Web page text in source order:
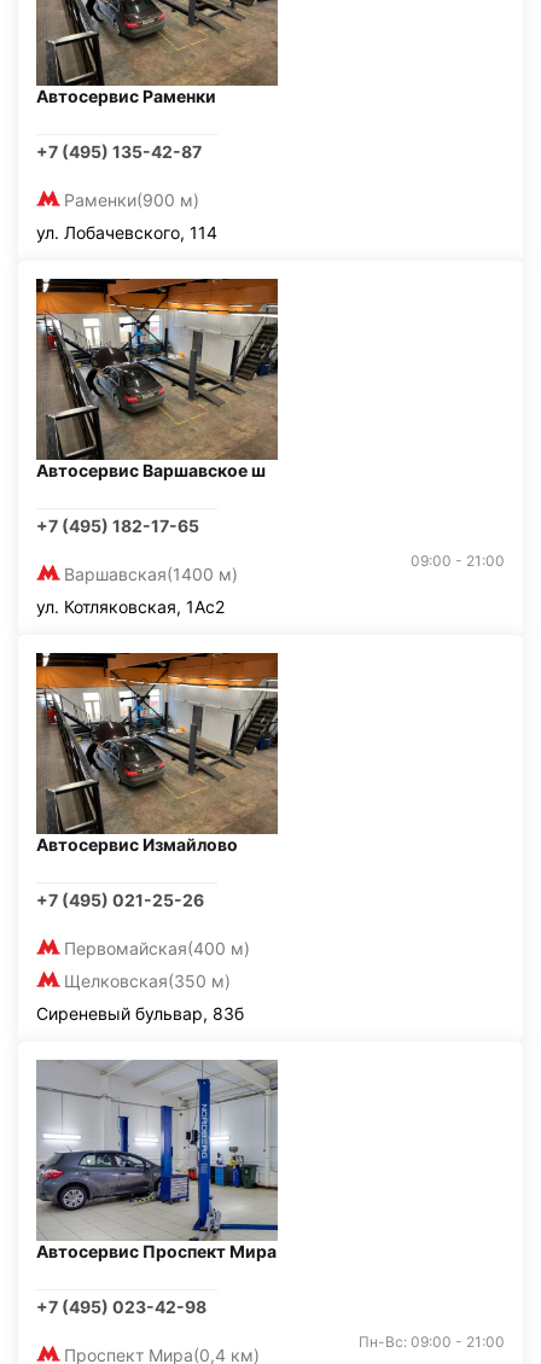
Автосервис Раменки
+7 (495) 135-42-87
Раменки(900 м)
ул. Лобачевского, 114
Автосервис Варшавское ш
+7 (495) 182-17-65
Варшавская(1400 м)
09:00 - 21:00
ул. Котляковская, 1Ас2
Автосервис Измайлово
+7 (495) 021-25-26
Первомайская(400 м)
Щелковская(350 м)
Сиреневый бульвар, 83б
Автосервис Проспект Мира
+7 (495) 023-42-98
Проспект Мира(0,4 км)
Пн-Вс: 09:00 - 21:00